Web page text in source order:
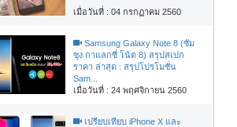
เมื่อวันที่ : 04 กรกฏาคม 2560
Samsung Galaxy Note 8 (ซัม
ซุง กาแลกซี่ โน้ต 8) สรุปสเปก
ราคา ล่าสุด : สรุปโปรโมชั่น
Sam...
เมื่อวันที่ : 24 พฤศจิกายน 2560
เปรียบเทียบ iPhone X และ